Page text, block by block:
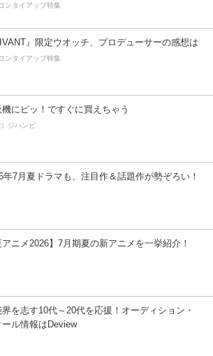
ンタイアップ特集
』限定ウオッチ、プロデューサーの感想は
ンタイアップ特集
機にピッ！ですぐに買えちゃう
）ジハンピ
年7月夏ドラマも、注目作＆話題作が勢ぞろい！
アニメ2026】7月期夏の新アニメを一挙紹介！
を志す10代～20代を応援！オーディション・
ール情報はDeview